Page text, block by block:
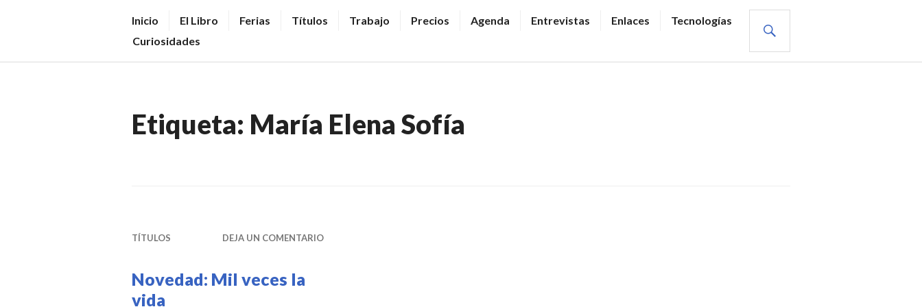
V
E
N
R
S
O
Inicio El Libro Ferias Títulos Trabajo Precios Agenda Entrevistas Enlaces
Tecnologías
Curiosidades
Etiqueta: María Elena Sofía
TÍTULOS DEJA UN COMENTARIO
Novedad: Mil veces la
vida